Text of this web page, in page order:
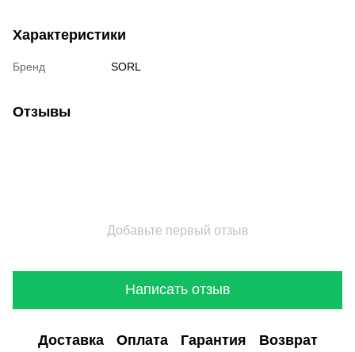
Характеристики
Бренд SORL
Отзывы
Добавьте первый отзыв
Написать отзыв
Доставка Оплата Гарантия Возврат